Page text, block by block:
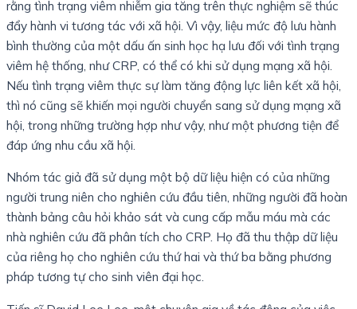
rằng tình trạng viêm nhiễm gia tăng trên thực nghiệm sẽ thúc
đẩy hành vi tương tác với xã hội. Vì vậy, liệu mức độ lưu hành
bình thường của một dấu ấn sinh học hạ lưu đối với tình trạng
viêm hệ thống, như CRP, có thể có khi sử dụng mạng xã hội.
Nếu tình trạng viêm thực sự làm tăng động lực liên kết xã hội,
thì nó cũng sẽ khiến mọi người chuyển sang sử dụng mạng xã
hội, trong những trường hợp như vậy, như một phương tiện để
đáp ứng nhu cầu xã hội.
Nhóm tác giả đã sử dụng một bộ dữ liệu hiện có của những
người trung niên cho nghiên cứu đầu tiên, những người đã hoàn
thành bảng câu hỏi khảo sát và cung cấp mẫu máu mà các
nhà nghiên cứu đã phân tích cho CRP. Họ đã thu thập dữ liệu
của riêng họ cho nghiên cứu thứ hai và thứ ba bằng phương
pháp tương tự cho sinh viên đại học.